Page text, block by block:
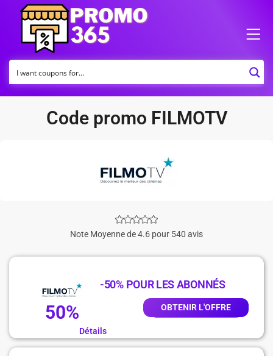
Code promo FILMOTV
Note Moyenne de 4.6 pour 540 avis
50%
-50% POUR LES ABONNÉS
OBTENIR L'OFFRE
Détails